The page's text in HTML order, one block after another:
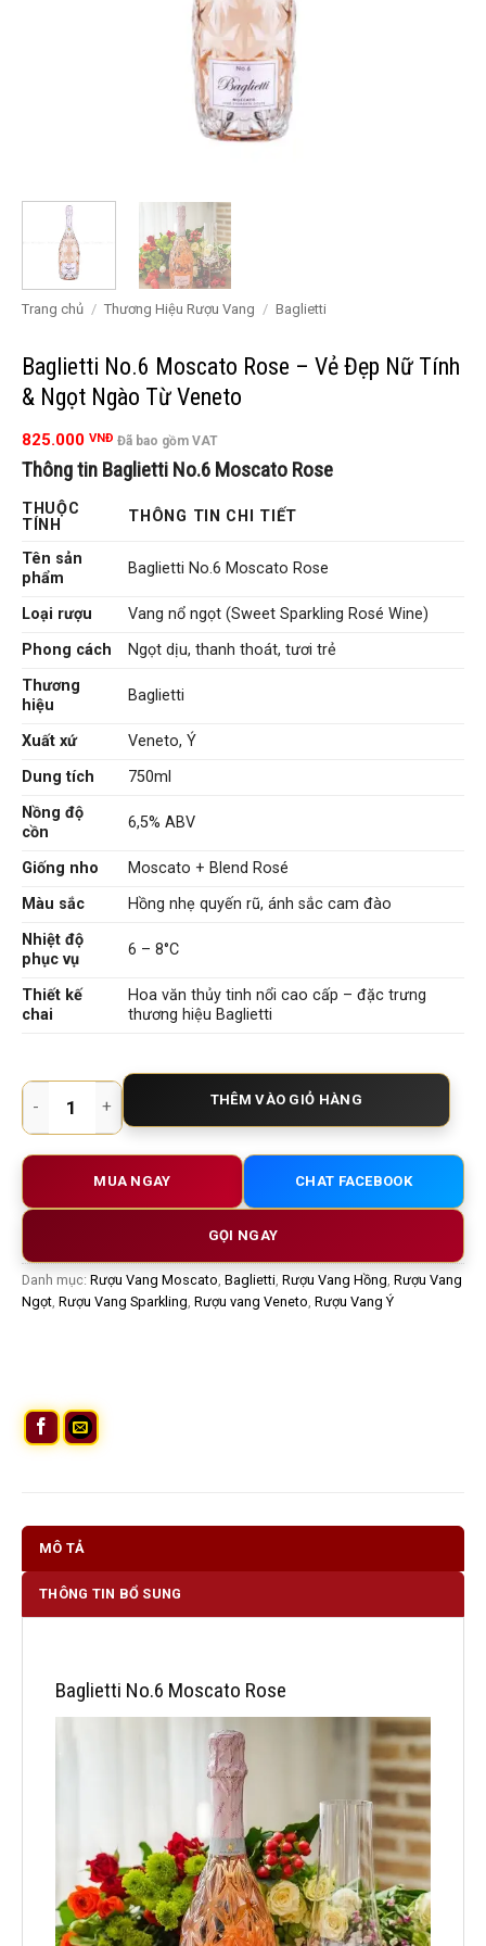
Trang chủ / Thương Hiệu Rượu Vang / Baglietti
Baglietti No.6 Moscato Rose – Vẻ Đẹp Nữ Tính
& Ngọt Ngào Từ Veneto
825.000 VNĐ Đã bao gồm VAT
Thông tin Baglietti No.6 Moscato Rose
THUỘC
TÍNH
THÔNG TIN CHI TIẾT
Tên sản
phẩm
Baglietti No.6 Moscato Rose
Loại rượu
Vang nổ ngọt (Sweet Sparkling Rosé Wine)
Phong cách
Ngọt dịu, thanh thoát, tươi trẻ
Thương
hiệu
Baglietti
Xuất xứ
Veneto, Ý
Dung tích
750ml
Nồng độ
cồn
6,5% ABV
Giống nho
Moscato + Blend Rosé
Màu sắc
Hồng nhẹ quyến rũ, ánh sắc cam đào
Nhiệt độ
phục vụ
6 – 8°C
Thiết kế
chai
Hoa văn thủy tinh nổi cao cấp – đặc trưng
thương hiệu Baglietti
Baglietti No.6 Moscato Rose – Vẻ Đẹp Nữ Tính & Ngọt Ngào
THÊM VÀO GIỎ HÀNG
MUA NGAY CHAT FACEBOOK
GỌI NGAY
Danh mục: Rượu Vang Moscato, Baglietti, Rượu Vang Hồng, Rượu Vang
Ngọt, Rượu Vang Sparkling, Rượu vang Veneto, Rượu Vang Ý
MÔ TẢ
THÔNG TIN BỔ SUNG
Baglietti No.6 Moscato Rose